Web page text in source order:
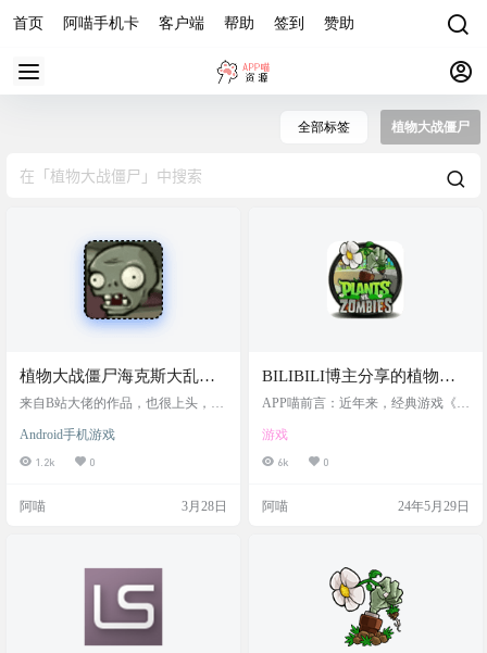
首页 阿喵手机卡 客户端 帮助 签到 赞助
全部标签 植物大战僵尸
植物大战僵尸海克斯大乱斗
版，植物大战僵尸2 PCL青龙
来自B站大佬的作品，也很上头，稍
截图 游戏链接
Android手机游戏
1.2k 0
阿喵 3月28日
BILIBILI博主分享的植物大
战僵尸杂交版2.0，热潮再
APP喵前言：近年来，经典游戏《植
版本，而最近在BILIBILI平台上，由
潜艇伟伟迷打造的《植物大战僵尸
短时间内俘获众多玩家的心？让我
优化。潜艇伟伟迷通过融合多种植
物和僵尸元素，创造了全新的游戏
体验。玩家不仅能体验到…
游戏
6k 0
阿喵 24年5月29日